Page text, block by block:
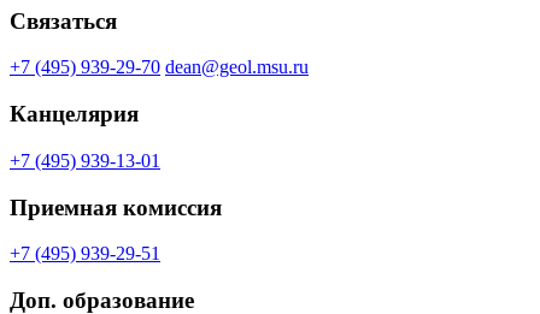
Связаться
+7 (495) 939-29-70 dean@geol.msu.ru
Канцелярия
+7 (495) 939-13-01
Приемная комиссия
+7 (495) 939-29-51
Доп. образование